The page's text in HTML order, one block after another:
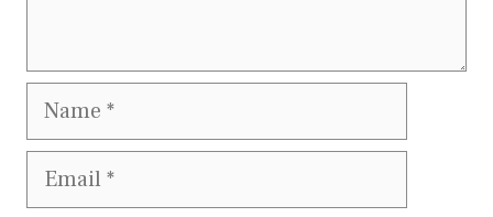
Name
Email